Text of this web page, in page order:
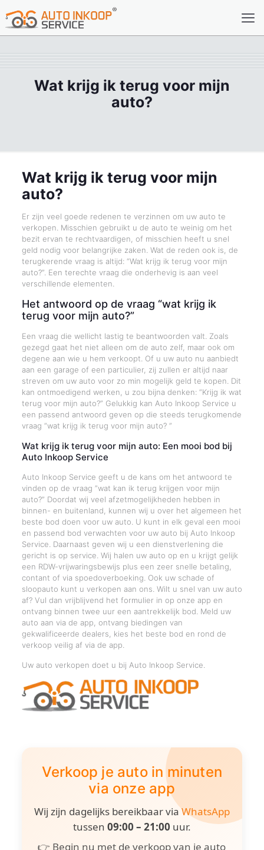
Wat krijg ik terug voor mijn
auto?
Wat krijg ik terug voor mijn
auto?
Er zijn veel goede redenen te verzinnen om uw auto te
verkopen. Misschien gebruikt u de auto te weinig om het
bezit ervan te rechtvaardigen, of misschien heeft u snel
geld nodig voor belangrijke zaken. Wat de reden ook is, de
terugkerende vraag is altijd: “Wat krijg ik terug voor mijn
auto?”. Een terechte vraag die onderhevig is aan veel
verschillende elementen.
Het antwoord op de vraag “wat krijg ik
terug voor mijn auto?”
Een vraag die wellicht lastig te beantwoorden valt. Zoals
gezegd gaat het niet alleen om de auto zelf, maar ook om
degene aan wie u hem verkoopt. Of u uw auto nu aanbiedt
aan een garage of een particulier, zij zullen er altijd naar
streven om uw auto voor zo min mogelijk geld te kopen. Dit
kan ontmoedigend werken, u zou bijna denken: “Krijg ik wat
terug voor mijn auto?” Gelukkig kan Auto Inkoop Service u
een passend antwoord geven op die steeds terugkomende
vraag “wat krijg ik terug voor mijn auto? ”
Wat krijg ik terug voor mijn auto: Een mooi bod bij
Auto Inkoop Service
Auto Inkoop Service geeft u de kans om het antwoord te
vinden op de vraag ”wat kan ik terug krijgen voor mijn
auto?” Doordat wij veel afzetmogelijkheden hebben in
binnen- en buitenland, kunnen wij u over het algemeen het
beste bod doen voor uw auto. U kunt in elk geval een mooi
en passend bod verwachten voor uw auto bij Auto Inkoop
Service. Daarnaast geven wij u een dienstverlening die
gericht is op service. Wij halen uw auto op en u krijgt gelijk
een RDW-vrijwaringsbewijs plus een zeer snelle betaling,
contant of via spoedoverboeking. Ook uw schade of
sloopauto kunt u verkopen aan ons. Wilt u snel van uw auto
af? Vul dan vrijblijvend het formulier in op onze app en
ontvang binnen twee uur een aantrekkelijk bod. Meld uw
auto aan via de app, ontvang biedingen van
gekwalificeerde dealers, kies het beste bod en rond de
verkoop veilig af via de app.
Uw auto verkopen doet u bij Auto Inkoop Service.
Verkoop je auto in minuten
via onze app
Wij zijn dagelijks bereikbaar viaWhatsApp
tussen 09:00 – 21:00 uur.
👉 Begin nu met de verkoop van je auto